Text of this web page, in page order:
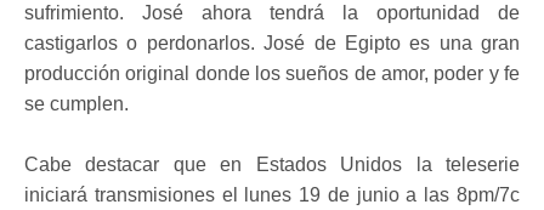
sufrimiento. José ahora tendrá la oportunidad de
castigarlos o perdonarlos. José de Egipto es una gran
producción original donde los sueños de amor, poder y fe
se cumplen.
Cabe destacar que en Estados Unidos la teleserie
iniciará transmisiones el lunes 19 de junio a las 8pm/7c